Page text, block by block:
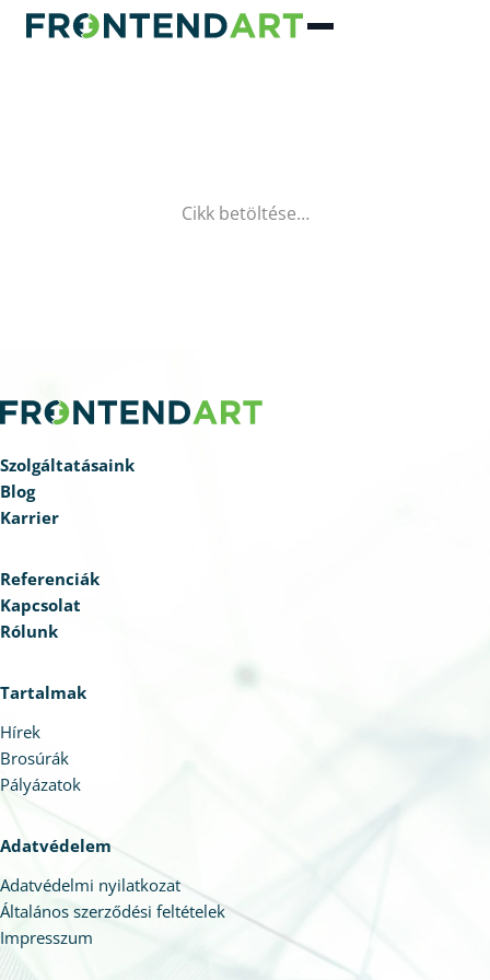
Cikk betöltése…
Szolgáltatásaink
Blog
Karrier
Referenciák
Kapcsolat
Rólunk
Tartalmak
Hírek
Brosúrák
Pályázatok
Adatvédelem
Adatvédelmi nyilatkozat
Általános szerződési feltételek
Impresszum